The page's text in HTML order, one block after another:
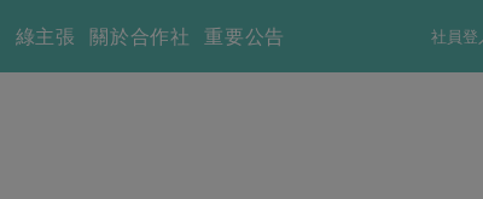
社員登
綠主張 關於合作社 重要公告